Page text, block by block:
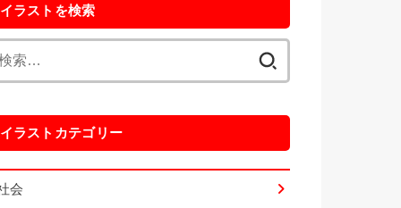
イラストを検索
イラストカテゴリー
会